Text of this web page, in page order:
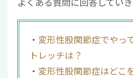
変形性股関節症でやっ
トレッチは？
変形性股関節症はどこ